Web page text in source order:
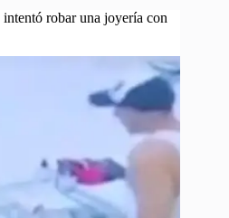
robar una joyería con